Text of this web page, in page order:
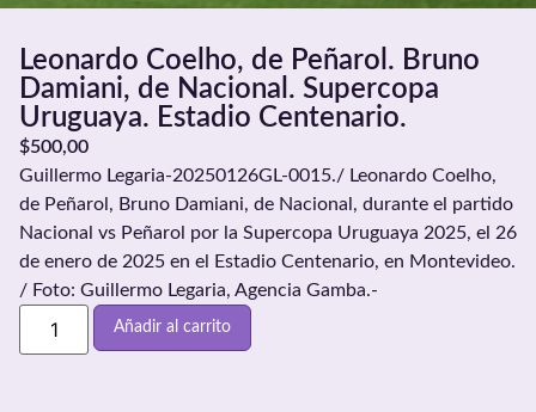
Leonardo Coelho, de Peñarol. Bruno
Damiani, de Nacional. Supercopa
Uruguaya. Estadio Centenario.
$500,00
Guillermo Legaria-20250126GL-0015./ Leonardo Coelho,
de Peñarol, Bruno Damiani, de Nacional, durante el partido
Nacional vs Peñarol por la Supercopa Uruguaya 2025, el 26
de enero de 2025 en el Estadio Centenario, en Montevideo.
/ Foto: Guillermo Legaria, Agencia Gamba.-
Añadir al carrito